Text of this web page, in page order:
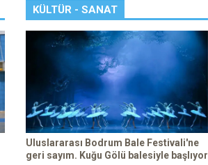
KÜLTÜR - SANAT
Uluslararası Bodrum Bale Festivali'ne
geri sayım. Kuğu Gölü balesiyle başlıyor